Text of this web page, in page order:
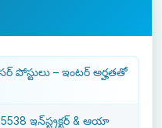
– ఇంటర్ అర్హతతో
ఇన్‌స్ట్రక్టర్ & ఆయా